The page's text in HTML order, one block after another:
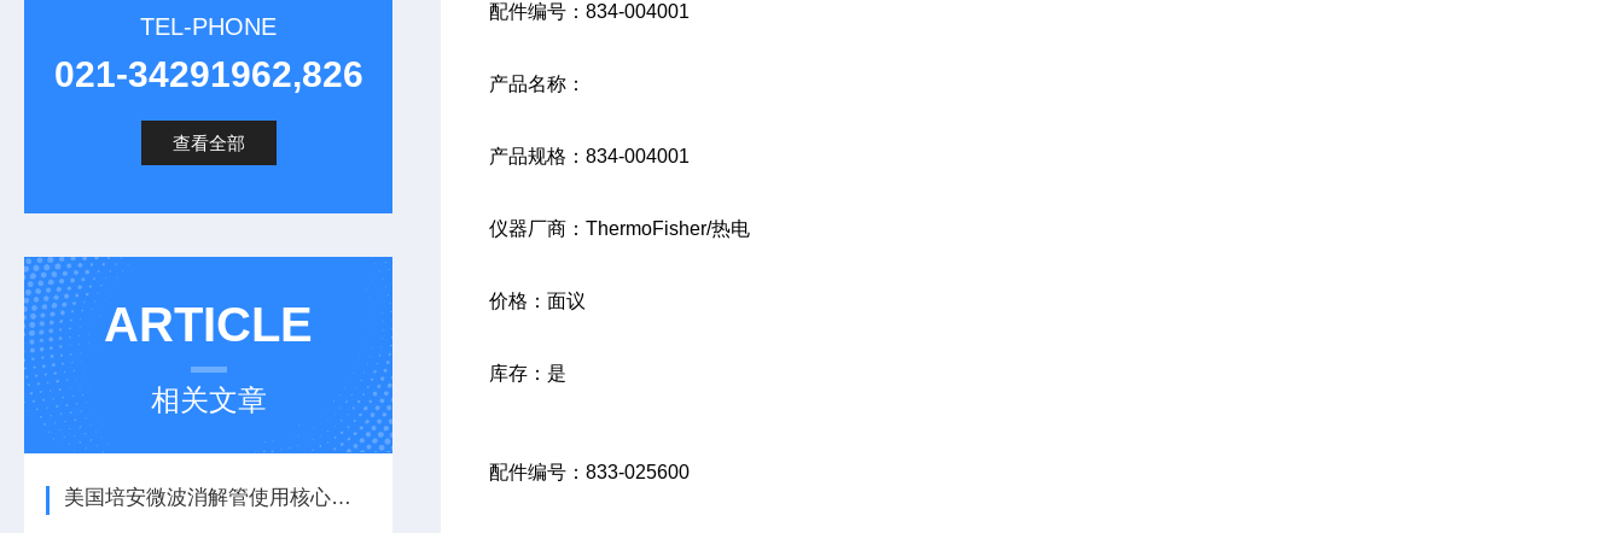
TEL-PHONE
021-34291962,826
查看全部
ARTICLE
相关文章
美国培安微波消解管使用核心注意事项
配件编号：834-004001
产品名称：
产品规格：834-004001
仪器厂商： ThermoFisher/热电
价格：面议
库存：是
配件编号：833-025600